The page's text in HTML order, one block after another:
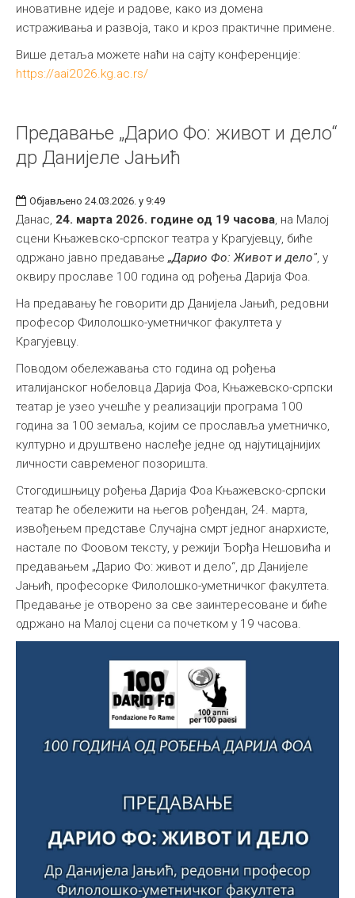
иновативне идеје и радове, како из домена
истраживања и развоја, тако и кроз практичне примене.
Више детаља можете наћи на сајту конференције:
https://aai2026.kg.ac.rs/
Предавање „Дарио Фо: живот и дело“
др Данијеле Јањић
Објављено 24.03.2026. у 9:49
Данас, 24. марта 2026. године од 19 часова, на Малој
сцени Књажевско-српског театра у Крагујевцу, биће
одржано јавно предавање „Дарио Фо: Живот и дело", у
оквиру прославе 100 година од рођења Дарија Фоа.
На предавању ће говорити др Данијела Јањић, редовни
професор Филолошко-уметничког факултета у
Крагујевцу.
Поводом обележавања сто година од рођења
италијанског нобеловца Дарија Фоа, Књажевско-српски
театар је узео учешће у реализацији програма 100
година за 100 земаља, којим се прославља уметничко,
културно и друштвено наслеђе једне од најутицајнијих
личности савременог позоришта.
Стогодишњицу рођења Дарија Фоа Књажевско-српски
театар ће обележити на његов рођендан, 24. марта,
извођењем представе Случајна смрт једног анархисте,
настале по Фоовом тексту, у режији Ђорђа Нешовића и
предавањем „Дарио Фо: живот и дело“, др Данијеле
Јањић, професорке Филолошко-уметничког факултета.
Предавање је отворено за све заинтересоване и биће
одржано на Малој сцени са почетком у 19 часова.